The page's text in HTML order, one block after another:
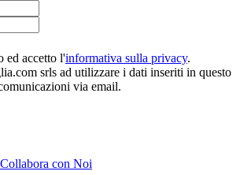
ed accetto l'informativa sulla privacy.
srls ad utilizzare i dati inseriti in questo
via email.
Collabora con Noi